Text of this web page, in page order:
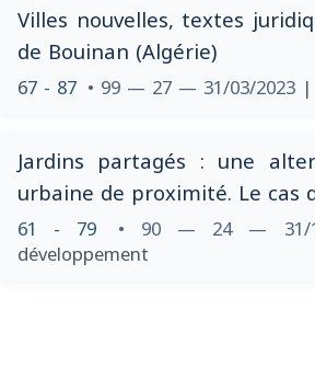
Villes nouvelles, textes
de Bouinan (Algérie)
67 - 87 • 99 — 27 — 31/03/2023
Jardins partagés : une
urbaine de proximité. Le cas
61 - 79 • 90 — 24 — 31/
développement